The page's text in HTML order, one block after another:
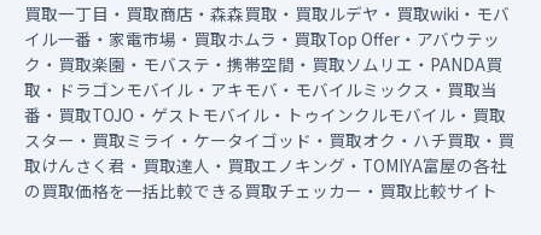
買取一丁目・買取商店・森森買取・買取ルデヤ・買取wiki・モバ
イル一番・家電市場・買取ホムラ・買取Top Offer・アバウテッ
ク・買取楽園・モバステ・携帯空間・買取ソムリエ・PANDA買
取・ドラゴンモバイル・アキモバ・モバイルミックス・買取当
番・買取TOJO・ゲストモバイル・トゥインクルモバイル・買取
スター・買取ミライ・ケータイゴッド・買取オク・ハチ買取・買
取けんさく君・買取達人・買取エノキング・TOMIYA富屋の各社
の買取価格を一括比較できる買取チェッカー・買取比較サイト